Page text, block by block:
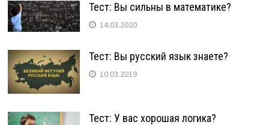
Тест: Вы сильны в математике?
14.03.2020
Тест: Вы русский язык знаете?
10.03.2019
Тест: У вас хорошая логика?